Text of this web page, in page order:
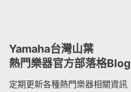
Yamaha台灣山葉
熱門樂器官方部落格Blog
定期更新各種熱門樂器相關資訊